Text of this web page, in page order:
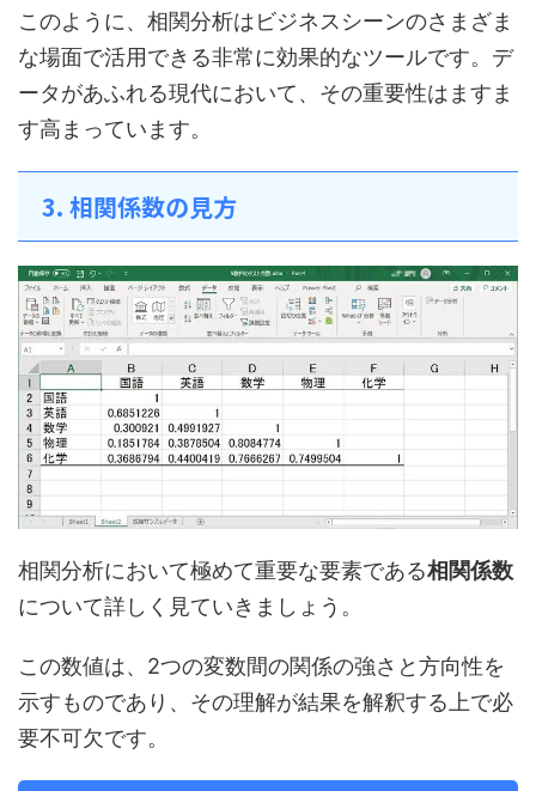
このように、相関分析はビジネスシーンのさまざま
な場面で活用できる非常に効果的なツールです。デ
ータがあふれる現代において、その重要性はますま
す高まっています。
3. 相関係数の見方
相関分析において極めて重要な要素である相関係数
について詳しく見ていきましょう。
この数値は、2つの変数間の関係の強さと方向性を
示すものであり、その理解が結果を解釈する上で必
要不可欠です。